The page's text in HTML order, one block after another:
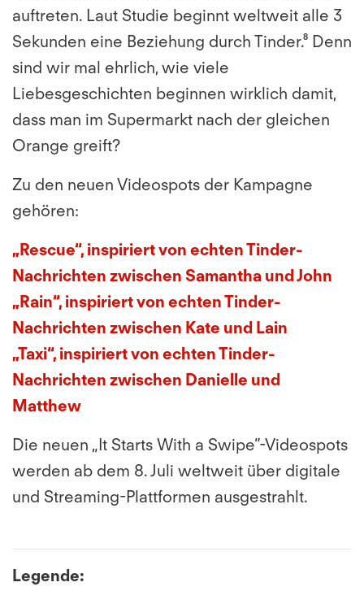
auftreten. Laut Studie beginnt weltweit alle 3
Sekunden eine Beziehung durch Tinder.⁸ Denn
sind wir mal ehrlich, wie viele
Liebesgeschichten beginnen wirklich damit,
dass man im Supermarkt nach der gleichen
Orange greift?
Zu den neuen Videospots der Kampagne
gehören:
„Rescue“, inspiriert von echten Tinder-
Nachrichten zwischen Samantha und John
„Rain“, inspiriert von echten Tinder-
Nachrichten zwischen Kate und Lain
„Taxi“, inspiriert von echten Tinder-
Nachrichten zwischen Danielle und
Matthew
Die neuen „It Starts With a Swipe”-Videospots
werden ab dem 8. Juli weltweit über digitale
und Streaming-Plattformen ausgestrahlt.
Legende: